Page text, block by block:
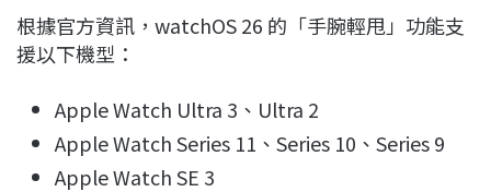
根據官方資訊，watchOS 26 的「手腕輕甩」功能支
援以下機型：
Apple Watch Ultra 3、Ultra 2
Apple Watch Series 11、Series 10、Series 9
Apple Watch SE 3